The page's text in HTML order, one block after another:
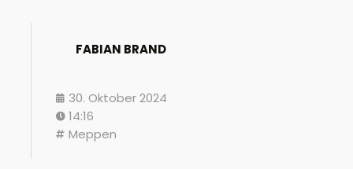
FABIAN BRAND
30. Oktober 2024
14:16
Meppen